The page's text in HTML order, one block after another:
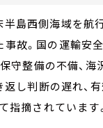
半島西側海域を航
事故。国の運輸安
守整備の不備、海
返し判断の遅れ、
指摘されています